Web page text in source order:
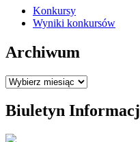
Konkursy
Wyniki konkursów
Archiwum
Archiwum
Biuletyn